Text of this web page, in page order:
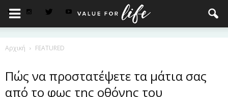
Αρχική FEATURED
Πώς να προστατέψετε τα μάτια σας
από το φως της οθόνης του